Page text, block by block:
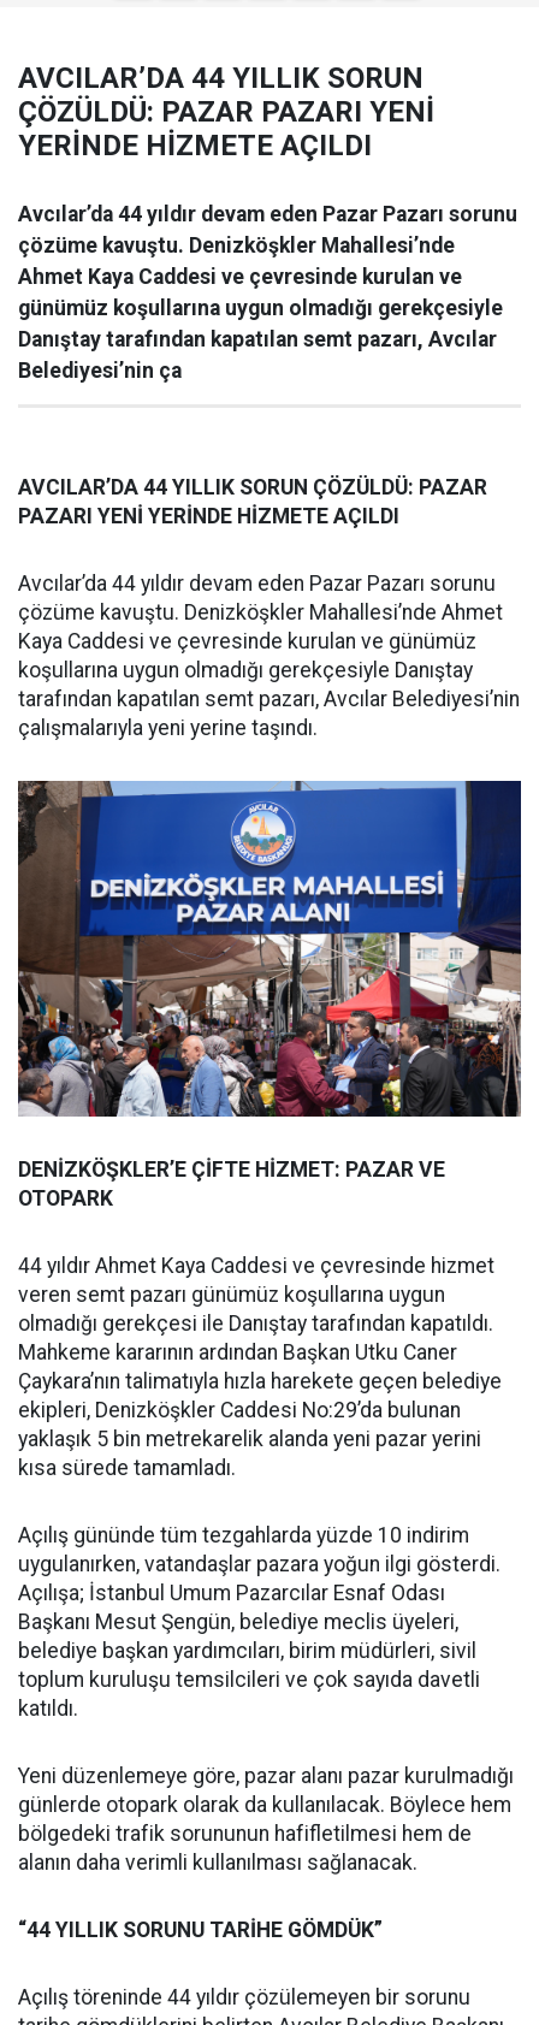
AVCILAR’DA 44 YILLIK SORUN
ÇÖZÜLDÜ: PAZAR PAZARI YENİ
YERİNDE HİZMETE AÇILDI
Avcılar’da 44 yıldır devam eden Pazar Pazarı sorunu
çözüme kavuştu. Denizköşkler Mahallesi’nde
Ahmet Kaya Caddesi ve çevresinde kurulan ve
günümüz koşullarına uygun olmadığı gerekçesiyle
Danıştay tarafından kapatılan semt pazarı, Avcılar
Belediyesi’nin ça
AVCILAR’DA 44 YILLIK SORUN ÇÖZÜLDÜ: PAZAR
PAZARI YENİ YERİNDE HİZMETE AÇILDI
Avcılar’da 44 yıldır devam eden Pazar Pazarı sorunu
çözüme kavuştu. Denizköşkler Mahallesi’nde Ahmet
Kaya Caddesi ve çevresinde kurulan ve günümüz
koşullarına uygun olmadığı gerekçesiyle Danıştay
tarafından kapatılan semt pazarı, Avcılar Belediyesi’nin
çalışmalarıyla yeni yerine taşındı.
DENİZKÖŞKLER’E ÇİFTE HİZMET: PAZAR VE
OTOPARK
44 yıldır Ahmet Kaya Caddesi ve çevresinde hizmet
veren semt pazarı günümüz koşullarına uygun
olmadığı gerekçesi ile Danıştay tarafından kapatıldı.
Mahkeme kararının ardından Başkan Utku Caner
Çaykara’nın talimatıyla hızla harekete geçen belediye
ekipleri, Denizköşkler Caddesi No:29’da bulunan
yaklaşık 5 bin metrekarelik alanda yeni pazar yerini
kısa sürede tamamladı.
Açılış gününde tüm tezgahlarda yüzde 10 indirim
uygulanırken, vatandaşlar pazara yoğun ilgi gösterdi.
Açılışa; İstanbul Umum Pazarcılar Esnaf Odası
Başkanı Mesut Şengün, belediye meclis üyeleri,
belediye başkan yardımcıları, birim müdürleri, sivil
toplum kuruluşu temsilcileri ve çok sayıda davetli
katıldı.
Yeni düzenlemeye göre, pazar alanı pazar kurulmadığı
günlerde otopark olarak da kullanılacak. Böylece hem
bölgedeki trafik sorununun hafifletilmesi hem de
alanın daha verimli kullanılması sağlanacak.
“44 YILLIK SORUNU TARİHE GÖMDÜK”
Açılış töreninde 44 yıldır çözülemeyen bir sorunu